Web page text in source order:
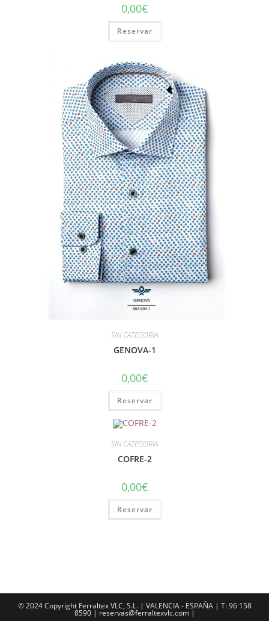
0,00€
Reservar
SIN CATEGORIA
GENOVA-1
0,00€
Reservar
SIN CATEGORIA
COFRE-2
0,00€
Reservar
© 2024 Copyright Ferraltex VLC, S.L. | VALENCIA - ESPAÑA | T: 96 158
8590 | reservas@ferraltexvlc.com |